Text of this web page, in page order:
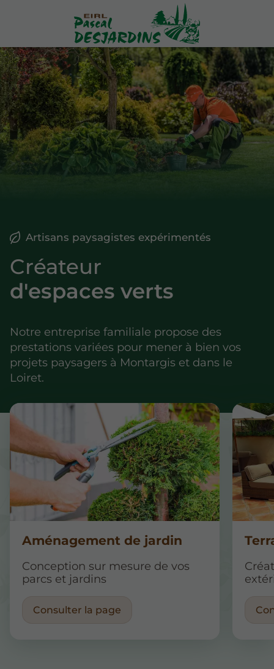
Artisans paysagistes expérimentés
Créateur
d'espaces verts
Notre entreprise familiale propose des
prestations variées pour mener à bien vos
projets paysagers à Montargis et dans le
Loiret.
Aménagement de jardin
Conception sur mesure de vos
parcs et jardins
Consulter la page